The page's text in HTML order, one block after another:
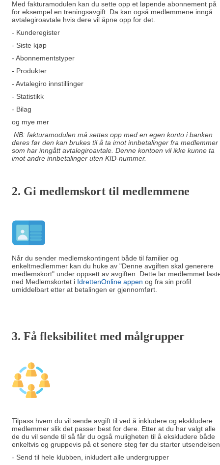
Med fakturamodulen kan du sette opp et løpende abonnement på
for eksempel en treningsavgift. Da kan også medlemmene inngå
avtalegiroavtale hvis dere vil åpne opp for det.
- Kunderegister
- Siste kjøp
- Abonnementstyper
- Produkter
- Avtalegiro innstillinger
- Statistikk
- Bilag
og mye mer
NB: fakturamodulen må settes opp med en egen konto i banken
deres før den kan brukes til å ta imot innbetalinger fra medlemmer
som har inngått avtalegiroavtale. Denne kontoen vil ikke kunne ta
imot andre innbetalinger uten KID-nummer.
2. Gi medlemskort til medlemmene
Når du sender medlemskontingent både til familier og
enkeltmedlemmer kan du huke av "Denne avgiften skal generere
medlemskort" under oppsett av avgiften. Dette lar medlemmet
ned Medlemskortet i IdrettenOnline appen og fra sin profil
umiddelbart etter at betalingen er gjennomført.
3. Få fleksibilitet med målgrupper
Tilpass hvem du vil sende avgift til ved å inkludere og ekskludere
medlemmer slik det passer best for dere. Etter at du har valgt alle
de du vil sende til så får du også muligheten til å ekskludere både
enkeltvis og gruppevis på et senere steg før du starter
- Send til hele klubben, inkludert alle undergrupper